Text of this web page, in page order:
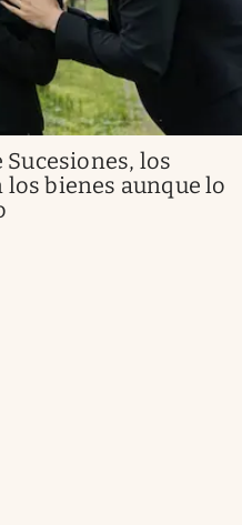
Sucesiones, los
bienes aunque lo